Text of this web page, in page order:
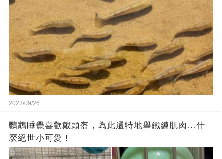
2023/09/26
鸚鵡睡覺喜歡戴頭盔，為此還特地舉鐵練肌肉…什
麼絕世小可愛！